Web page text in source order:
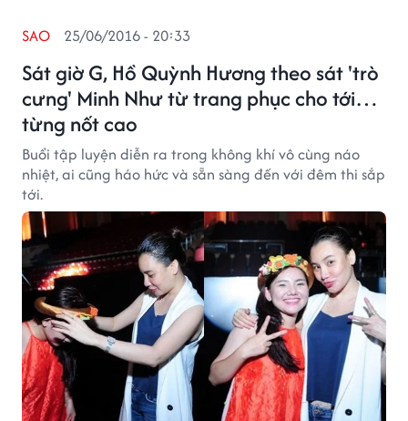
Sát giờ G, Hồ Quỳnh Hương theo sát 'trò
cưng' Minh Như từ trang phục cho tới…
từng nốt cao
SAO 25/06/2016 - 20:33
Buổi tập luyện diễn ra trong không khí vô cùng náo
nhiệt, ai cũng háo hức và sẵn sàng đến với đêm thi sắp
tới.